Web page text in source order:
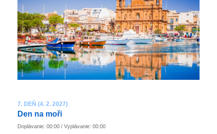
7. DEŇ (4. 2. 2027)
Den na moři
Doplávanie: 00:00 / Vyplávanie: 00:00